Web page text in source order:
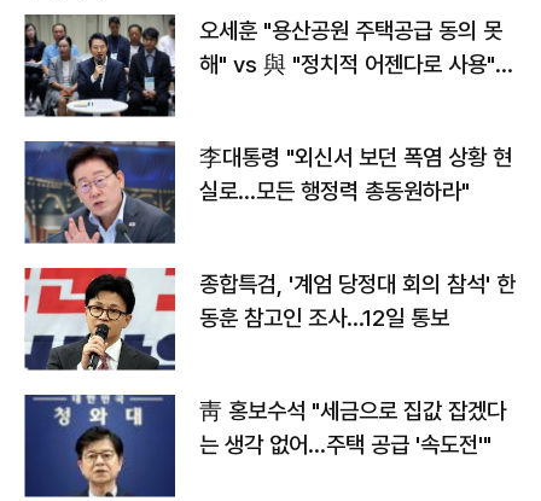
오세훈 "용산공원 주택공급 동의 못
해" vs 與 "정치적 어젠다로 사용"
李대통령 "외신서 보던 폭염 상황 현
실로…모든 행정력 총동원하라"
종합특검, '계엄 당정대 회의 참석' 한
동훈 참고인 조사...12일 통보
靑 홍보수석 "세금으로 집값 잡겠다
는 생각 없어…주택 공급 '속도전'"